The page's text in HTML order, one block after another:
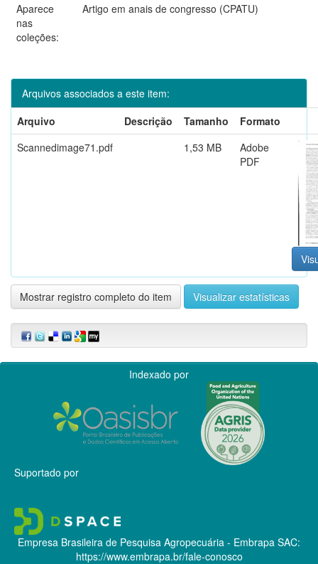
Aparece
nas
coleções:
Artigo em anais de congresso (CPATU)
Arquivos associados a este item:
Arquivo
Descrição Tamanho
Formato
Scannedimage71.pdf
1,53 MB
Adobe
PDF
Mostrar registro completo do item Visualizar estatísticas
Indexado por
Suportado por
Empresa Brasileira de Pesquisa Agropecuária - Embrapa SAC:
https://www.embrapa.br/fale-conosco